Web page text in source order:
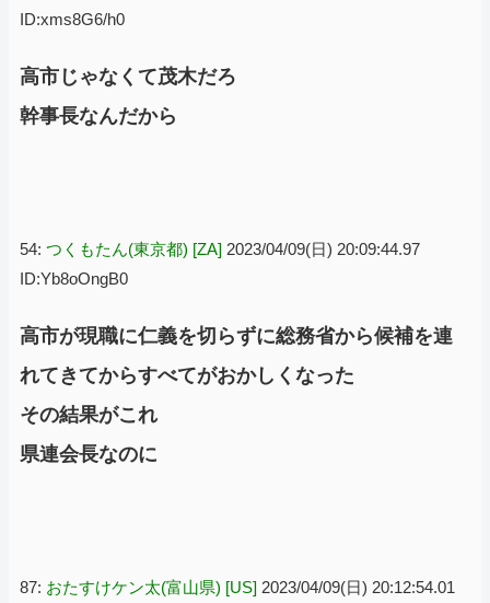
ID:xms8G6/h0
高市じゃなくて茂木だろ
幹事長なんだから
54: つくもたん(東京都) [ZA] 2023/04/09(日) 20:09:44.97
ID:Yb8oOngB0
高市が現職に仁義を切らずに総務省から候補を連
れてきてからすべてがおかしくなった
その結果がこれ
県連会長なのに
87: おたすけケン太(富山県) [US] 2023/04/09(日) 20:12:54.01